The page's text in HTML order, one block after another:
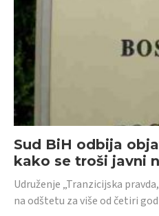
Sud BiH odbija
kako se troši javni
Udruženje „Tranzicijska
na odštetu za više od četiri